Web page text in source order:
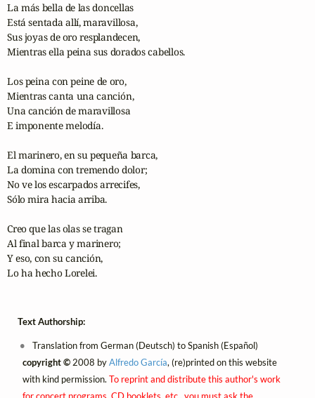
La más bella de las doncellas
Está sentada allí, maravillosa,
Sus joyas de oro resplandecen,
Mientras ella peina sus dorados cabellos.
Los peina con peine de oro,
Mientras canta una canción,
Una canción de maravillosa
E imponente melodía.
El marinero, en su pequeña barca,
La domina con tremendo dolor;
No ve los escarpados arrecifes,
Sólo mira hacia arriba.
Creo que las olas se tragan
Al final barca y marinero;
Y eso, con su canción,
Lo ha hecho Lorelei.
Text Authorship:
Translation from German (Deutsch) to Spanish (Español)
copyright ©2008 byAlfredo García, (re)printed on this website
with kind permission. To reprint and distribute this author's work